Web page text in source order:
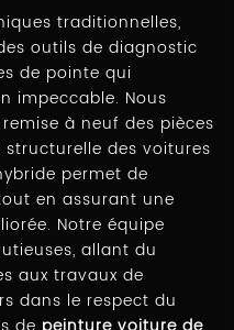
traditionnelles,
outils de diagnostic
de pointe qui
impeccable. Nous
à neuf des pièces
des voitures
permet de
en assurant une
Notre équipe
allant du
aux travaux de
dans le respect du